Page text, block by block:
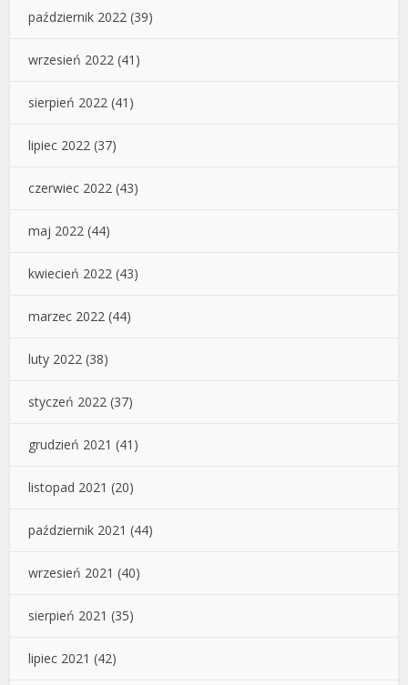
październik 2022 (39)
wrzesień 2022 (41)
sierpień 2022 (41)
lipiec 2022 (37)
czerwiec 2022 (43)
maj 2022 (44)
kwiecień 2022 (43)
marzec 2022 (44)
luty 2022 (38)
styczeń 2022 (37)
grudzień 2021 (41)
listopad 2021 (20)
październik 2021 (44)
wrzesień 2021 (40)
sierpień 2021 (35)
lipiec 2021 (42)